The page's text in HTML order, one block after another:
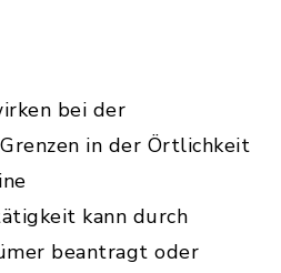
bei der
in der Örtlichkeit
kann durch
beantragt oder